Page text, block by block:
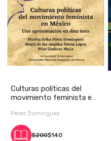
Culturas políticas del
movimiento feminista en
Pérez Domínguez
$200$140